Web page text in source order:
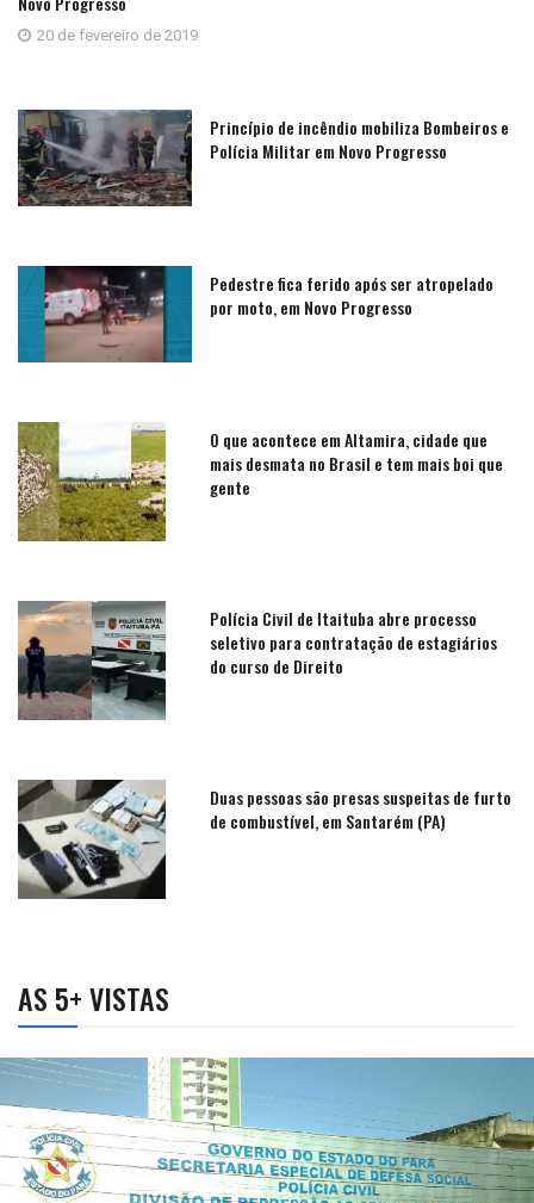
20 de fevereiro de 2019
Princípio de incêndio mobiliza Bombeiros e
Polícia Militar em Novo Progresso
Pedestre fica ferido após ser atropelado
por moto, em Novo Progresso
O que acontece em Altamira, cidade que
mais desmata no Brasil e tem mais boi que
gente
Polícia Civil de Itaituba abre processo
seletivo para contratação de estagiários
do curso de Direito
Duas pessoas são presas suspeitas de furto
de combustível, em Santarém (PA)
AS 5+ VISTAS